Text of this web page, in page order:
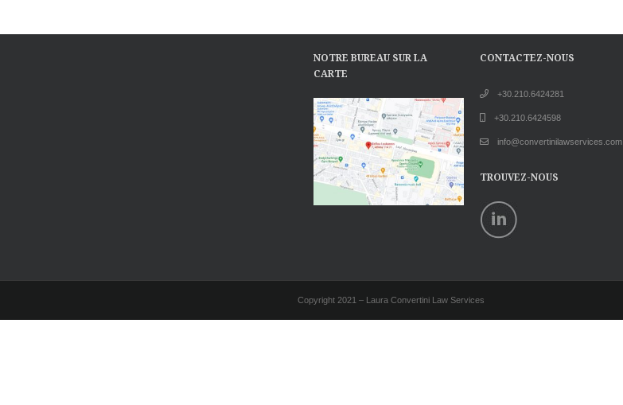
NOTRE BUREAU SUR LA
CARTE
CONTACTEZ-NOUS
+30.210.6424281
+30.210.6424598
info@convertinilawservices.com
TROUVEZ-NOUS
Copyright 2021 – Laura Convertini Law Services